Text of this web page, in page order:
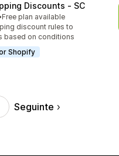
Discounts ‑ SC
avaliações
Free plan available
discount rules to
based on conditions
Shopify
Seguinte